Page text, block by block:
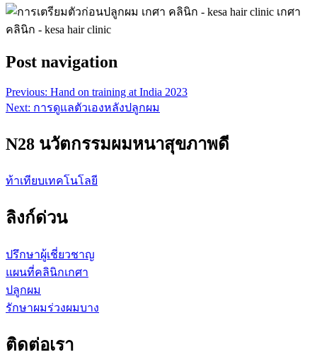
Post navigation
Previous: Hand on training at India 2023
Next: การดูแลตัวเองหลังปลูกผม
N28 นวัตกรรมผมหนาสุขภาพดี
ท้าเทียบเทคโนโลยี
ลิงก์ด่วน
ปรึกษาผู้เชี่ยวชาญ
แผนที่คลินิกเกศา
ปลูกผม
รักษาผมร่วงผมบาง
ติดต่อเรา